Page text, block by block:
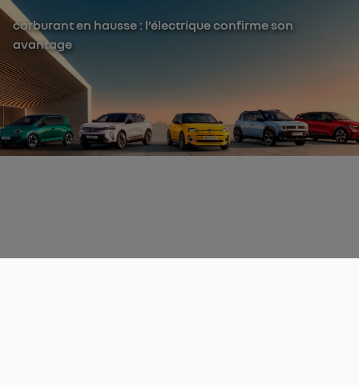
carburant en hausse : l’électrique confirme son
avantage